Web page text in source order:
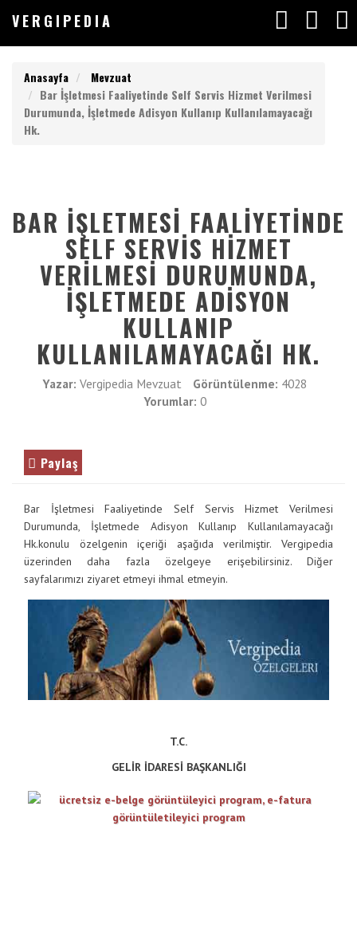
VERGIPEDIA
Anasayfa
Mevzuat
Bar İşletmesi Faaliyetinde Self Servis Hizmet Verilmesi
Durumunda, İşletmede Adisyon Kullanıp Kullanılamayacağı
Hk.
BAR İŞLETMESI FAALIYETINDE
SELF SERVIS HIZMET
VERILMESI DURUMUNDA,
İŞLETMEDE ADISYON
KULLANIP
KULLANILAMAYACAĞI HK.
Yazar: Vergipedia Mevzuat Görüntülenme: 4028
Yorumlar: 0
Paylaş
Bar İşletmesi Faaliyetinde Self Servis Hizmet Verilmesi
Durumunda, İşletmede Adisyon Kullanıp Kullanılamayacağı
Hk.konulu özelgenin içeriği aşağıda verilmiştir. Vergipedia
üzerinden daha fazla özelgeye erişebilirsiniz. Diğer
sayfalarımızı ziyaret etmeyi ihmal etmeyin.
T.C.
GELİR İDARESİ BAŞKANLIĞI
VERGIPEDIA
Makaleler
Değerlendirmeler
Listeler
Vergimedia
İletişim
ARAMAK
İSTEDEĞİNİZ
GİRİN
İSTEDEĞİNİZ
GİRİN
ENTER
BÜYÜTEÇE
DOKUNUN